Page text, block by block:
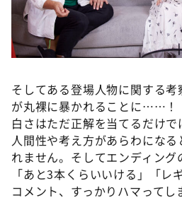
そしてある登場人物に関する
が丸裸に暴かれることに……
白さはただ正解を当てるだけ
人間性や考え方があらわにな
れません。そしてエンディン
「あと3本くらいいける」「レ
コメント、すっかりハマってし